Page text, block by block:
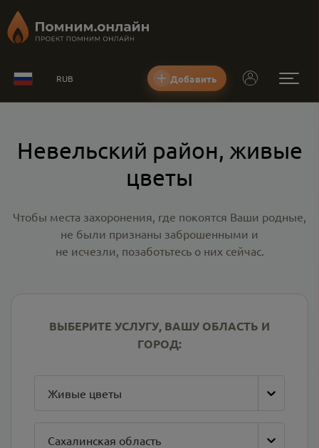
RUB Добавить
Невельский район, живые
цветы
Чтобы места захоронения, где покоятся Ваши родные,
не были признаны заброшенными и
не исчезли, позаботьтесь о них сейчас.
ВЫБЕРИТЕ УСЛУГУ, ВАШУ ОБЛАСТЬ И
ГОРОД:
Живые цветы
Сахалинская область